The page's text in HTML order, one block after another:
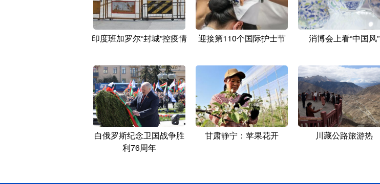
印度班加罗尔“封城”控疫情 迎接第110个国际护士节 消博会上看“中国风”
白俄罗斯纪念卫国战争胜
利76周年
甘肃静宁：苹果花开 川藏公路旅游热